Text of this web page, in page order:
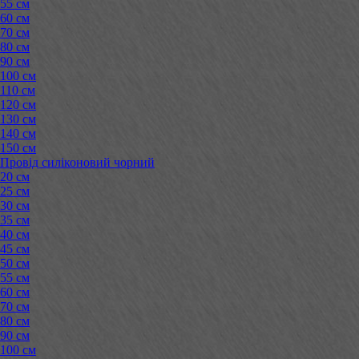
55 см
60 см
70 см
80 см
90 см
100 см
110 см
120 см
130 см
140 см
150 см
Провід силіконовий чорний
20 см
25 см
30 см
35 см
40 см
45 см
50 см
55 см
60 см
70 см
80 см
90 см
100 см